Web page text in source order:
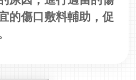
的傷口敷料輔助，促